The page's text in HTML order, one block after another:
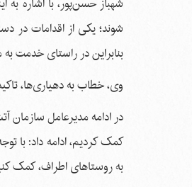
شوند؛ یکی از اقدامات در
بنابراین در راستای خدمت
وی، خطاب به دهیاری‌ها،
در ادامه مدیرعامل سازمان
کمک کردیم، ادامه داد: با
به روستاهای اطراف، کمک